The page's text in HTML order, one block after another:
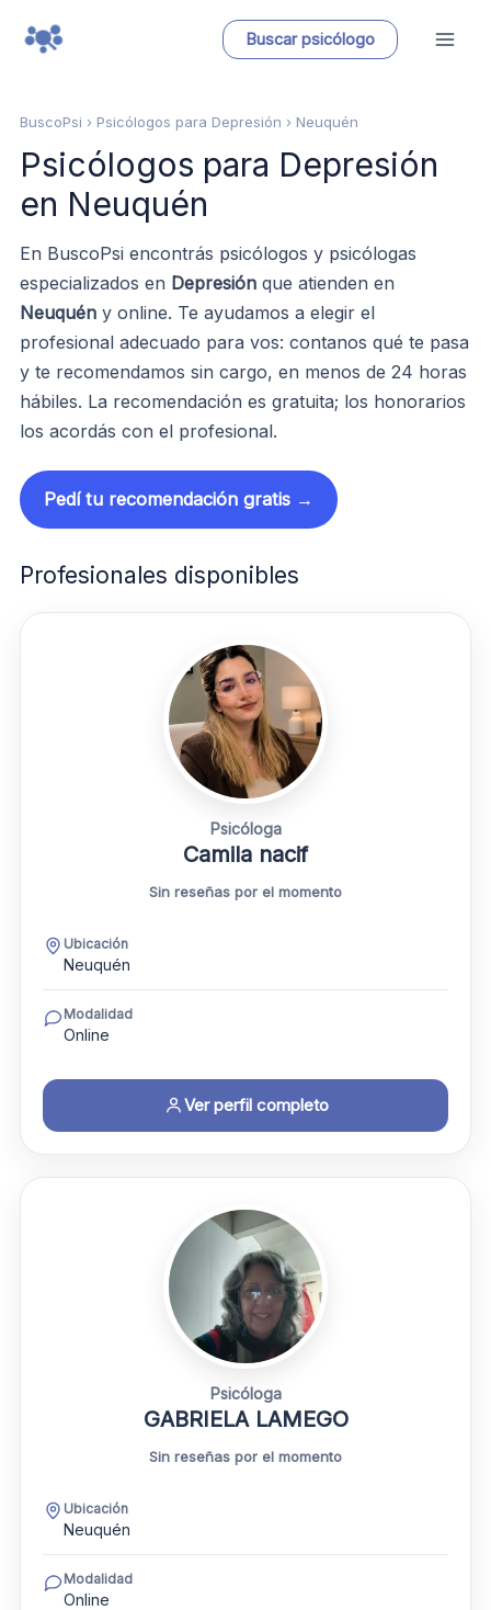
Buscar psicólogo
BuscoPsi › Psicólogos para Depresión › Neuquén
Psicólogos para Depresión
en Neuquén
En BuscoPsi encontrás psicólogos y psicólogas
especializados en Depresión que atienden en
Neuquén y online. Te ayudamos a elegir el
profesional adecuado para vos: contanos qué te pasa
y te recomendamos sin cargo, en menos de 24 horas
hábiles. La recomendación es gratuita; los honorarios
los acordás con el profesional.
Pedí tu recomendación gratis →
Profesionales disponibles
Psicóloga
Camila nacif
Sin reseñas por el momento
Ubicación
Neuquén
Modalidad
Online
Ver perfil completo
Psicóloga
GABRIELA LAMEGO
Sin reseñas por el momento
Ubicación
Neuquén
Modalidad
Online